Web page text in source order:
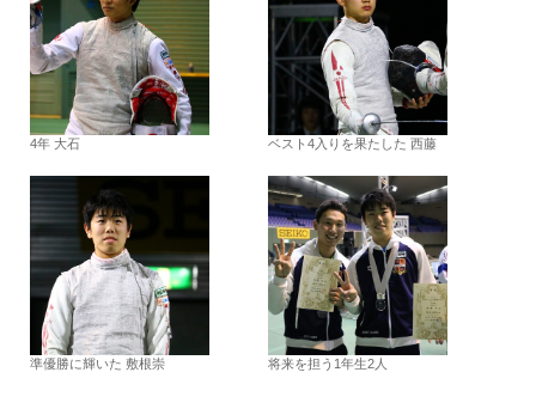
4年 大石 ベスト4入りを果たした 西藤
準優勝に輝いた 敷根崇 将来を担う1年生2人